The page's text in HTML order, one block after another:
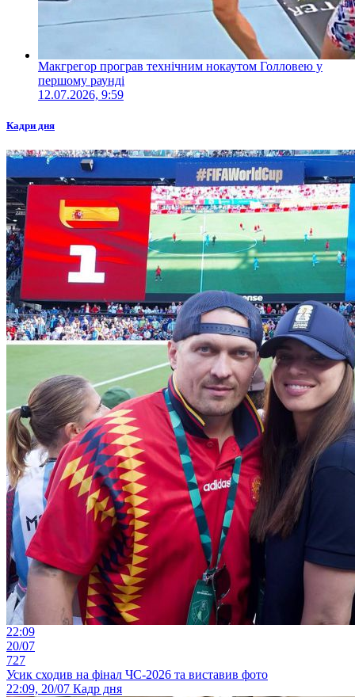
Макгрегор програв технічним нокаутом Голловею у
першому раунді
12.07.2026, 9:59
Кадри дня
22:09
20/07
727
Усик сходив на фінал ЧС-2026 та виставив фото
22:09, 20/07 Кадр дня